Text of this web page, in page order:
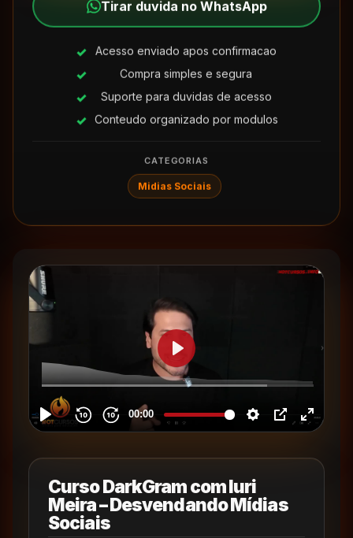
Curso DarkGram com Iuri
Meira – Desvendando Mídias
Sociais
Tirar duvida no WhatsApp
Acesso enviado apos confirmacao
Compra simples e segura
Suporte para duvidas de acesso
Conteudo organizado por modulos
CATEGORIAS
Midias Sociais